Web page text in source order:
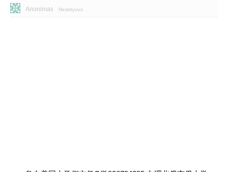
Anonimas Neaktyvus